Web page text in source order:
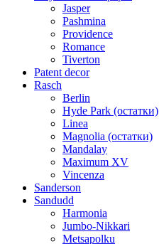
Jasper
Pashmina
Providence
Romance
Tiverton
Patent decor
Rasch
Berlin
Hyde Park (остатки)
Linea
Magnolia (остатки)
Mandalay
Maximum XV
Vincenza
Sanderson
Sandudd
Harmonia
Jumbo-Nikkari
Metsapolku